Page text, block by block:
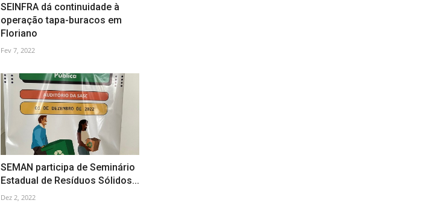
SEINFRA dá continuidade à
operação tapa-buracos em
Floriano
Fev 7, 2022
SEMAN participa de Seminário
Estadual de Resíduos Sólidos...
Dez 2, 2022